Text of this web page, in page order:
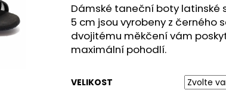
Dámské taneční boty latinské
5 cm jsou vyrobeny z černého
dvojitému měkčení vám
maximální pohodlí.
VELIKOST
TANEČNÍ BOTY S PLNOU ŠPIČKOU PD 121,